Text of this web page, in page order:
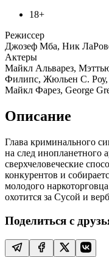
18+
Режиссер
Джозеф Мба, Ник
Актеры
Майкл Альварез,
Филипс, Жюльен С.
Майкл Фарез, George
Описание
Глава криминального
на след инопланетного
сверхчеловеческие
конкурентов и
молодого
охотится за Сусой и
Поделиться с